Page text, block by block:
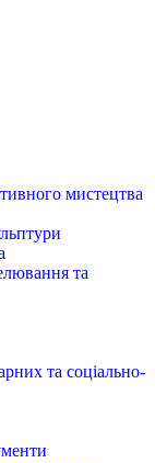
мистецтва
та
та соціально-